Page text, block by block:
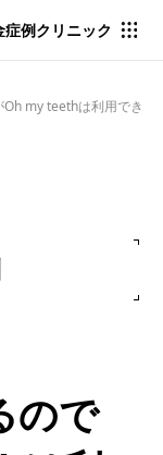
症例クリニック
my teethは利用できま
ので